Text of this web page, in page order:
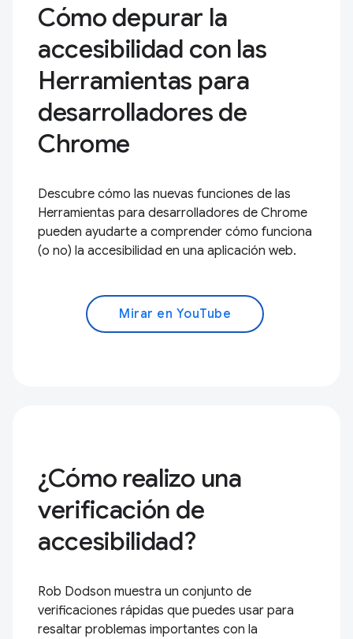
Cómo depurar la
accesibilidad con las
Herramientas para
desarrolladores de
Chrome
Descubre cómo las nuevas funciones de las
Herramientas para desarrolladores de Chrome
pueden ayudarte a comprender cómo funciona
(o no) la accesibilidad en una aplicación web.
Mirar en YouTube
¿Cómo realizo una
verificación de
accesibilidad?
Rob Dodson muestra un conjunto de
verificaciones rápidas que puedes usar para
resaltar problemas importantes con la